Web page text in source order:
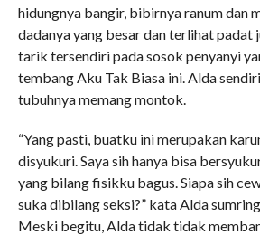
hidungnya bangir, bibirnya ranum dan
dadanya yang besar dan terlihat padat
tarik tersendiri pada sosok penyanyi
tembang Aku Tak Biasa ini. Alda
tubuhnya memang montok.
“Yang pasti, buatku ini merupakan
disyukuri. Saya sih hanya bisa
yang bilang fisikku bagus. Siapa sih
suka dibilang seksi?” kata Alda
Meski begitu, Alda tidak tidak